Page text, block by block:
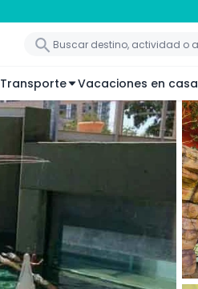
Transporte Vacaciones en casa